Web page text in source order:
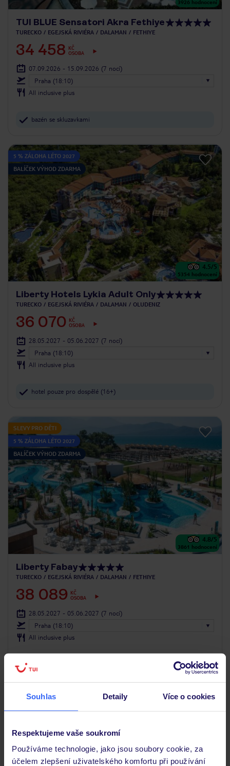
Souhlas Detaily Více o cookies
Respektujeme vaše soukromí
Používáme technologie, jako jsou soubory cookie, za
účelem zlepšení uživatelského komfortu při používání
3926 hodnocení
TUI BLUE Sensatori Akra Fethiye
TURECKO EGEJSKÁ RIVIÉRA DALAMAN FETHIYE
34 458
KČ
OSOBA
07.09.2026 - 15.09.2026 (7 nocí)
Praha (18:10)
All inclusive plus
bazén se skluzavkami
5 % ZÁLOHA LÉTO 2027
BALÍČEK VÝHOD ZDARMA
4.5/5
5354 hodnocení
Liberty Hotels Lykia Adult Only
TURECKO EGEJSKÁ RIVIÉRA DALAMAN OLUDENIZ
36 070
KČ
OSOBA
28.05.2027 - 05.06.2027 (7 nocí)
Praha (18:10)
All inclusive plus
hotel pouze pro dospělé (16+)
SLEVY PRO DĚTI
5 % ZÁLOHA LÉTO 2027
BALÍČEK VÝHOD ZDARMA
4.8/5
3861 hodnocení
Liberty Fabay
TURECKO EGEJSKÁ RIVIÉRA DALAMAN FETHIYE
38 089
KČ
OSOBA
28.05.2027 - 05.06.2027 (7 nocí)
Praha (18:10)
All inclusive plus
ZÁLOHA 25 %
SLEVY PRO DĚTI